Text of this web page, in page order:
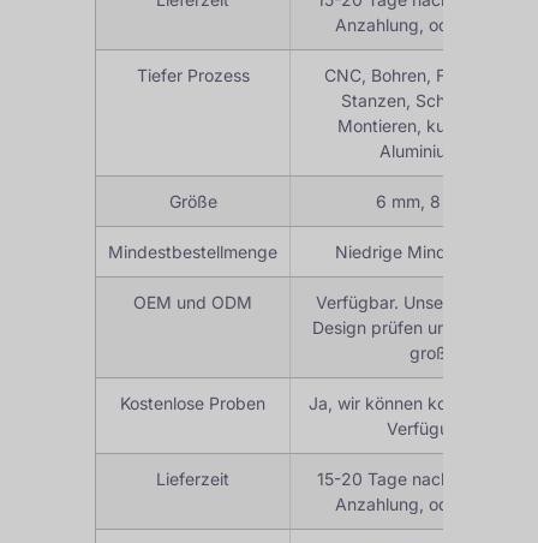
Anzahlung, oder
Tiefer Prozess
CNC, Bohren, Fräsen,
Stanzen, Schweißen,
Montieren,
Aluminiumfertigung
Größe 6 mm, 8 mm, 10 mm
Mindestbestellmenge Niedrige
OEM und ODM
Verfügbar. Unser Ingenieur
Design prüfen und
große Hilfe!
Kostenlose Proben
Ja, wir können kostenlose
Verfügung stellen
Lieferzeit
15-20 Tage nach Probe
Anzahlung, oder